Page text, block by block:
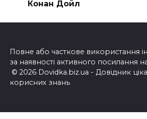
Конан Дойл
Повне або часткове використання
за наявності активного посилання
© 2026 Dovidka.biz.ua - Довідник
корисних знань